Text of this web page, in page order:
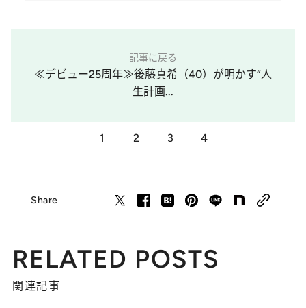
記事に戻る
≪デビュー25周年≫後藤真希（40）が明かす“人
生計画...
1 2 3 4
Share
RELATED POSTS
関連記事